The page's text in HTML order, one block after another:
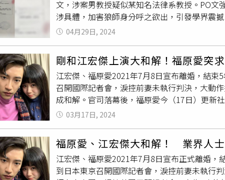
她，會問她：「想不想要找炮友」、「好想上
教授一直以「不繼續教她的小論文、會把她名
的，還是決定再忍耐。不料該教授某日威脅女
家後，教授直接橫擋在門前，不讓她走，然
已。教授卻沒有停下動作，最後把她強拉進研
一直叫女大生必須把對話紀錄刪掉，甚至一直
下報警。
文，涉案男教授疑似某知名法律系教授。PO
涉具體，加害狼師身分呼之欲出，引發學界震
新北檢警已介入偵辦，新北地檢署證實確有案
表示，女性友人在某知名國立大學讀書，她
候溫文儒雅，經常分享他在兩國留學的經歷，
文表示，自從這個教授當了女大生指導教授後
「好想上妳，我想幹死你」，我朋友一直處於
會把她名聲搞臭」讓她以後在法律界混不下去
師的騷擾，加上我朋友這學期有一門必修是他
只剩半個學期，這樣以後就見不到教授，她也
須在兩個小時內趕到學校的研究室，我朋友
她有先跟我們說她要去找教授，也特別穿了羽
竟教授的訊息就透漏出不對勁，但迫於壓力還
文的事情，當我朋友覺得討論完可以回家後，
說不要這樣，她只是想要寫好小論文而已。教
04月29日, 2024
剛和江宏傑上演大和解！福原愛突
江宏傑、福原愛2021年7月8日宣布離婚，結束
召開國際記者會，淚控前妻未執行判決，大動
成和解。官司落幕後，福原愛今（17日）更新
明表示「從今天起也是新的開始，謝謝大家一
了3套不同的春天穿搭，並對著鏡頭擺拍，希
請離婚後，2人共同持有權益，但女方卻沒有履
本法院提出訴訟。今年7月20日，江宏傑收到
不過，福原愛當時人在大陸時且滯留多時，導
03月17日, 2024
福原愛、江宏傑大和解！ 業界人士
江宏傑、福原愛2021年7月8日宣布正式離婚
到日本東京召開國際記者會，淚控前妻未執行